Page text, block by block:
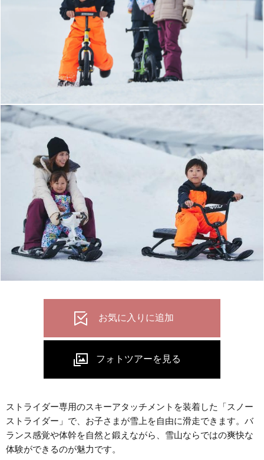
ストライダー専用のスキーアタッチメントを装着した「スノー
ストライダー」で、お子さまが雪上を自由に滑走できます。バ
ランス感覚や体幹を自然と鍛えながら、雪山ならではの爽快な
体験ができるのが魅力です。